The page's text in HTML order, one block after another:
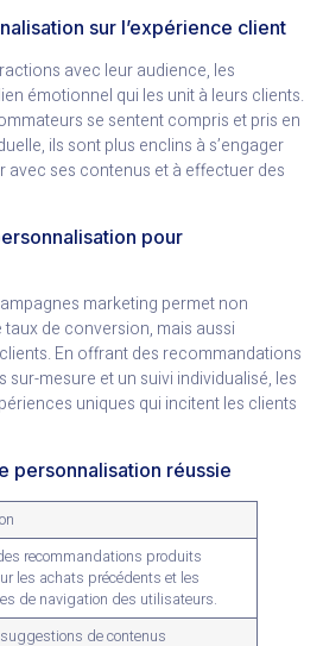
sur l’expérience client
avec leur audience, les
émotionnel qui les unit à leurs clients.
se sentent compris et pris en
ils sont plus enclins à s’engager
avec ses contenus et à effectuer des
pour
marketing permet non
taux de conversion, mais aussi
En offrant des recommandations
mesure et un suivi individualisé, les
uniques qui incitent les clients
personnalisation réussie
recommandations produits
les achats précédents et les
de navigation des utilisateurs.
de contenus